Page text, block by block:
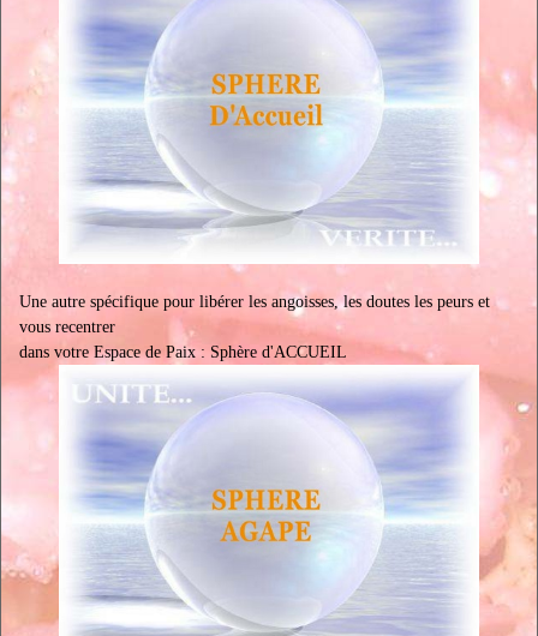
Une autre spécifique pour libérer les angoisses, les doutes les peurs et
vous recentrer
dans votre Espace de Paix : Sphère d'ACCUEIL